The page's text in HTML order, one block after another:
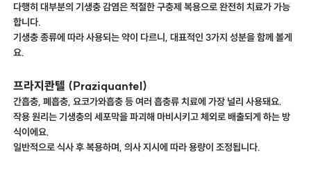
다행히 대부분의 기생충 감염은 적절한 구충제 복용으로 완전히 치료가 가능
합니다.
기생충 종류에 따라 사용되는 약이 다르니, 대표적인 3가지 성분을 함께 볼게
요.
프라지콴텔 (Praziquantel)
간흡충, 폐흡충, 요코가와흡충 등 여러 흡충류 치료에 가장 널리 사용돼요.
작용 원리는 기생충의 세포막을 파괴해 마비시키고 체외로 배출되게 하는 방
식이에요.
일반적으로 식사 후 복용하며, 의사 지시에 따라 용량이 조정됩니다.